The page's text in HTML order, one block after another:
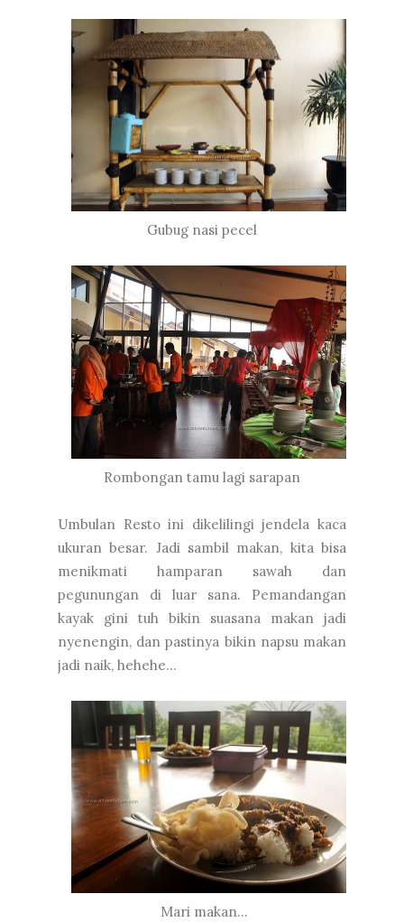
Gubug nasi pecel
Rombongan tamu lagi sarapan
Umbulan Resto ini dikelilingi jendela kaca
ukuran besar. Jadi sambil makan, kita bisa
menikmati hamparan sawah dan
pegunungan di luar sana. Pemandangan
kayak gini tuh bikin suasana makan jadi
nyenengin, dan pastinya bikin napsu makan
jadi naik, hehehe...
Mari makan...